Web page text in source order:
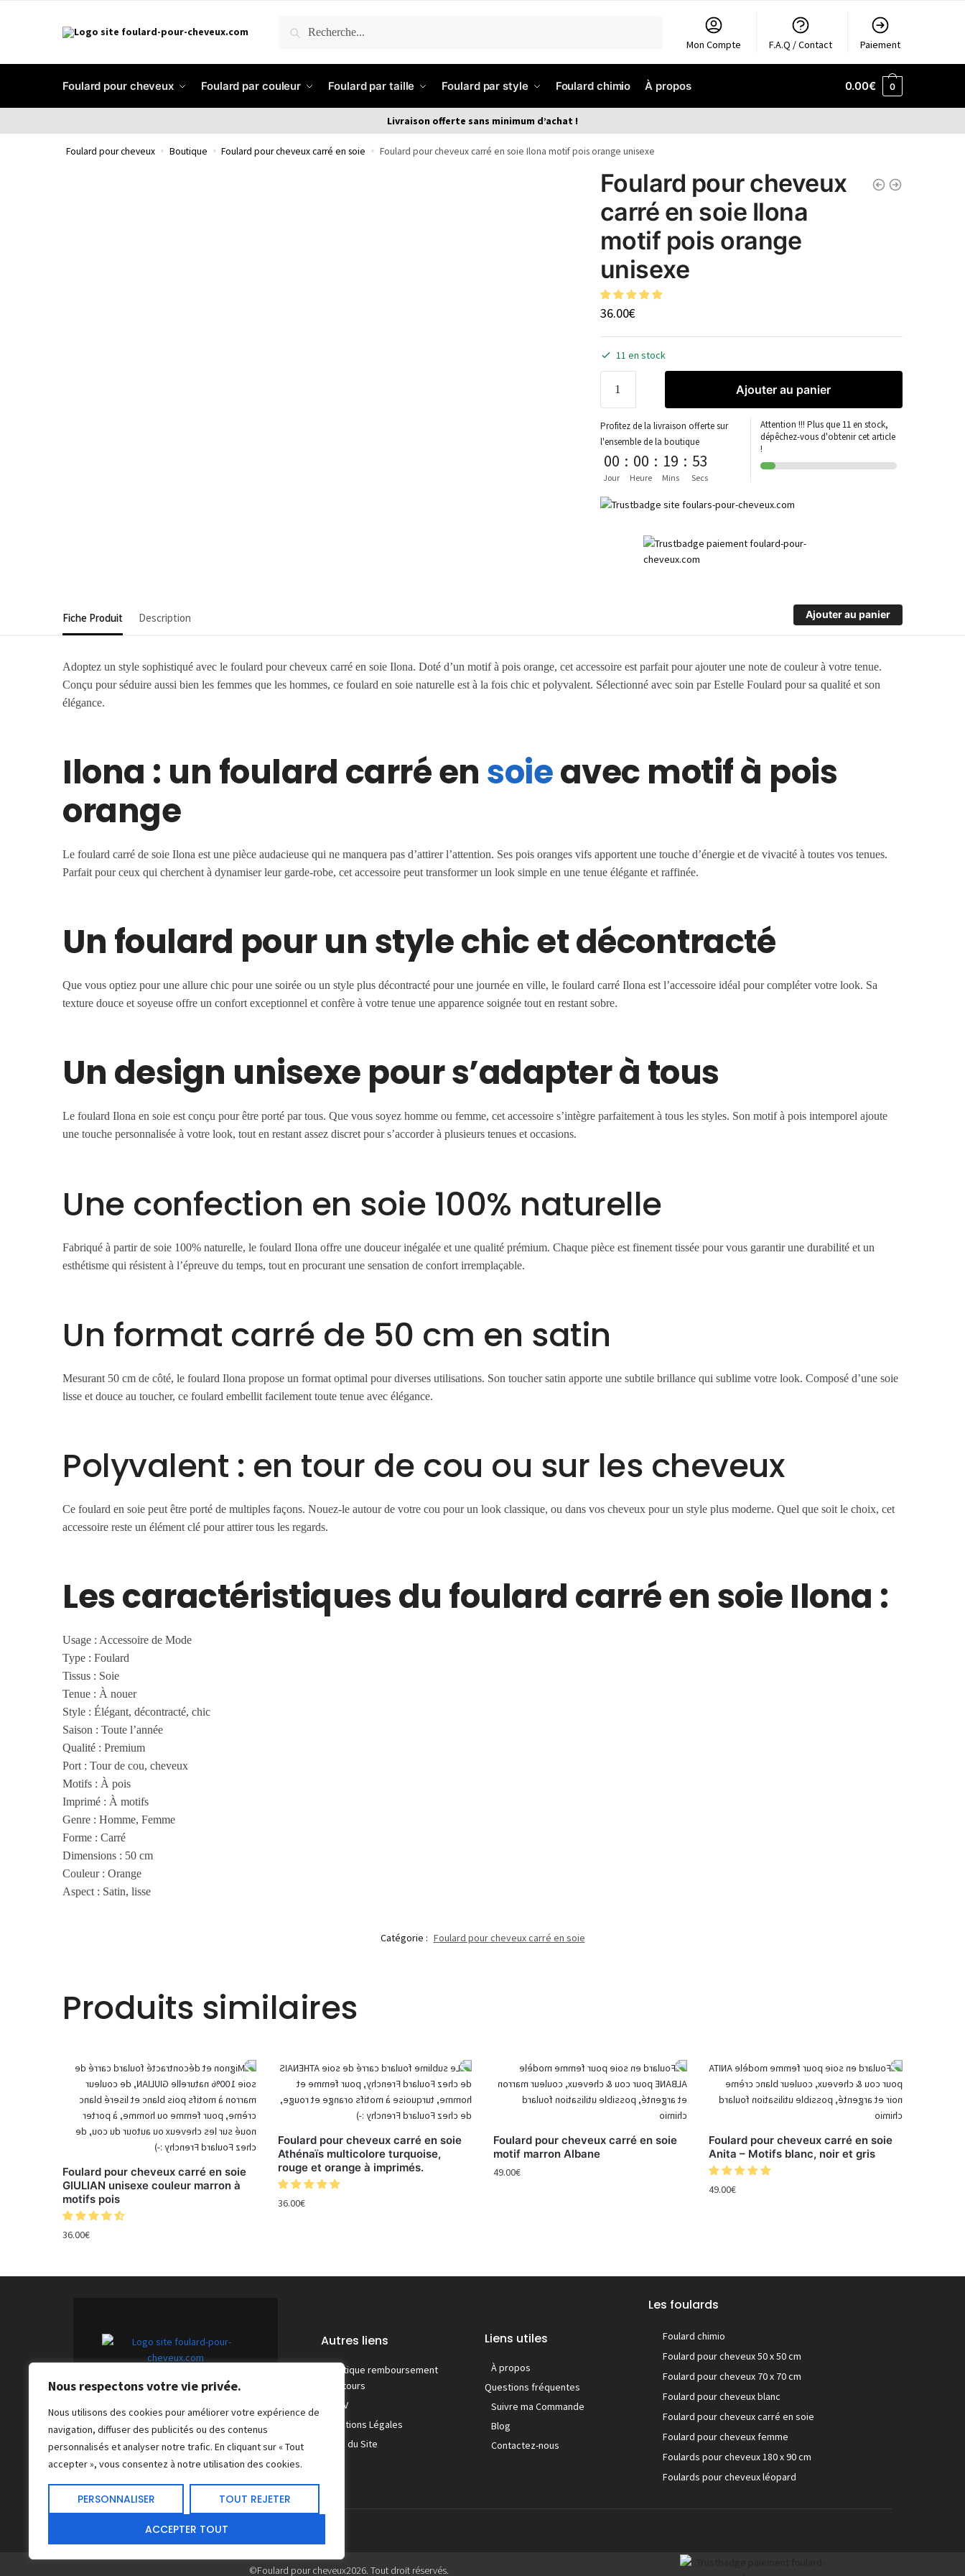
Nous respectons votre vie privée.
Nous utilisons des cookies pour améliorer votre expérience de
navigation, diffuser des publicités ou des contenus
personnalisés et analyser notre trafic. En cliquant sur « Tout
accepter », vous consentez à notre utilisation des cookies.
PERSONNALISER TOUT REJETER
ACCEPTER TOUT
RECHERCHE
Mon Compte F.A.Q / Contact Paiement
Foulard pour cheveux Foulard par couleur Foulard par taille Foulard par style Foulard chimio À propos 0.00€ 0
Livraison offerte sans minimum d’achat !
Foulard pour cheveux » Boutique » Foulard pour cheveux carré en soie » Foulard pour cheveux carré en soie Ilona motif pois orange unisexe
Foulard pour cheveux
carré en soie Ilona
motif pois orange
unisexe
36.00€
11 en stock
Ajouter au panier
Profitez de la livraison offerte sur
l'ensemble de la boutique
00
Jour
: 00
Heure
: 19
Mins
: 52
Secs
Attention !!! Plus que 11 en stock,
dépêchez-vous d'obtenir cet article
!
Fiche Produit Description Ajouter au panier
Adoptez un style sophistiqué avec le foulard pour cheveux carré en soie Ilona. Doté d’un motif à pois orange, cet accessoire est parfait pour ajouter une note de couleur à votre tenue.
Conçu pour séduire aussi bien les femmes que les hommes, ce foulard en soie naturelle est à la fois chic et polyvalent. Sélectionné avec soin par Estelle Foulard pour sa qualité et son
élégance.
Ilona : un foulard carré en soieavec motif à pois
orange
Le foulard carré de soie Ilona est une pièce audacieuse qui ne manquera pas d’attirer l’attention. Ses pois oranges vifs apportent une touche d’énergie et de vivacité à toutes vos tenues.
Parfait pour ceux qui cherchent à dynamiser leur garde-robe, cet accessoire peut transformer un look simple en une tenue élégante et raffinée.
Un foulard pour un style chic et décontracté
Que vous optiez pour une allure chic pour une soirée ou un style plus décontracté pour une journée en ville, le foulard carré Ilona est l’accessoire idéal pour compléter votre look. Sa
texture douce et soyeuse offre un confort exceptionnel et confère à votre tenue une apparence soignée tout en restant sobre.
Un design unisexe pour s’adapter à tous
Le foulard Ilona en soie est conçu pour être porté par tous. Que vous soyez homme ou femme, cet accessoire s’intègre parfaitement à tous les styles. Son motif à pois intemporel ajoute
une touche personnalisée à votre look, tout en restant assez discret pour s’accorder à plusieurs tenues et occasions.
Une confection en soie 100% naturelle
Fabriqué à partir de soie 100% naturelle, le foulard Ilona offre une douceur inégalée et une qualité prémium. Chaque pièce est finement tissée pour vous garantir une durabilité et un
esthétisme qui résistent à l’épreuve du temps, tout en procurant une sensation de confort irremplaçable.
Un format carré de 50 cm en satin
Mesurant 50 cm de côté, le foulard Ilona propose un format optimal pour diverses utilisations. Son toucher satin apporte une subtile brillance qui sublime votre look. Composé d’une soie
lisse et douce au toucher, ce foulard embellit facilement toute tenue avec élégance.
Polyvalent : en tour de cou ou sur les cheveux
Ce foulard en soie peut être porté de multiples façons. Nouez-le autour de votre cou pour un look classique, ou dans vos cheveux pour un style plus moderne. Quel que soit le choix, cet
accessoire reste un élément clé pour attirer tous les regards.
Les caractéristiques du foulard carré en soie Ilona :
Usage : Accessoire de Mode
Type : Foulard
Tissus : Soie
Tenue : À nouer
Style : Élégant, décontracté, chic
Saison : Toute l’année
Qualité : Premium
Port : Tour de cou, cheveux
Motifs : À pois
Imprimé : À motifs
Genre : Homme, Femme
Forme : Carré
Dimensions : 50 cm
Couleur : Orange
Aspect : Satin, lisse
Catégorie : Foulard pour cheveux carré en soie
Produits similaires
Foulard pour cheveux carré en soie
GIULIAN unisexe couleur marron à
motifs pois
36.00€
Foulard pour cheveux carré en soie
Athénaïs multicolore turquoise,
rouge et orange à imprimés.
36.00€
Foulard pour cheveux carré en soie
motif marron Albane
49.00€
Foulard pour cheveux carré en soie
Anita – Motifs blanc, noir et gris
49.00€
Foulards pour cheveux tendance :
une touche unique et chic.
Autres liens
Politique remboursement
/ retours
C.G.V
Mentions Légales
Plan du Site
Liens utiles
À propos
Questions fréquentes
Suivre ma Commande
Blog
Contactez-nous
Les foulards
Foulard chimio
Foulard pour cheveux 50 x 50 cm
Foulard pour cheveux 70 x 70 cm
Foulard pour cheveux blanc
Foulard pour cheveux carré en soie
Foulard pour cheveux femme
Foulards pour cheveux 180 x 90 cm
Foulards pour cheveux léopard
©Foulard pour cheveux2026. Tout droit réservés.